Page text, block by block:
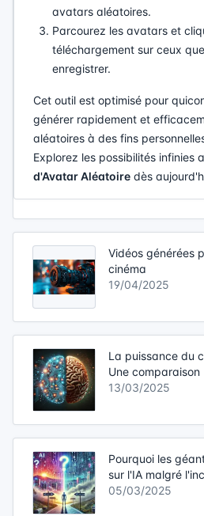
avatars aléatoires.
Parcourez les avatars et
téléchargement sur ceux
enregistrer.
Cet outil est optimisé pour
générer rapidement et
aléatoires à des fins
Explorez les possibilités infinies
d'Avatar Aléatoire dès
Vidéos générées
cinéma
19/04/2025
La puissance du
Une comparaison
13/03/2025
Pourquoi les
sur l'IA malgré
05/03/2025